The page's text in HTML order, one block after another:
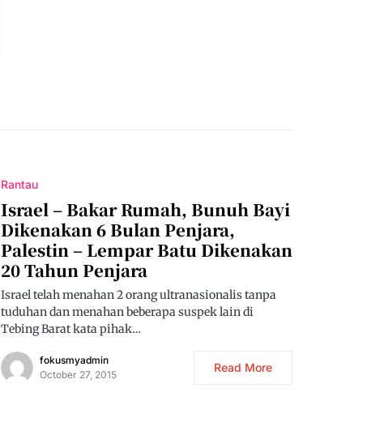
Rantau
Israel – Bakar Rumah, Bunuh Bayi
Dikenakan 6 Bulan Penjara,
Palestin – Lempar Batu Dikenakan
20 Tahun Penjara
Israel telah menahan 2 orang ultranasionalis tanpa
tuduhan dan menahan beberapa suspek lain di
Tebing Barat kata pihak…
fokusmyadmin
October 27, 2015
Read More